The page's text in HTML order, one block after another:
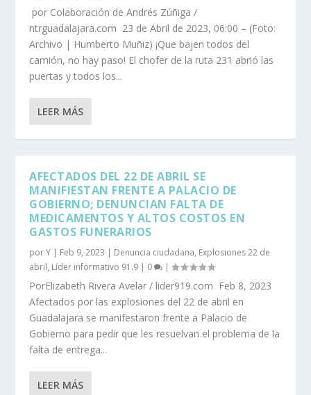
por Colaboración de Andrés Zúñiga /
ntrguadalajara.com 23 de Abril de 2023, 06:00 – (Foto:
Archivo | Humberto Muñiz) ¡Que bajen todos del
camión, no hay paso! El chofer de la ruta 231 abrió las
puertas y todos los...
LEER MÁS
AFECTADOS DEL 22 DE ABRIL SE
MANIFIESTAN FRENTE A PALACIO DE
GOBIERNO; DENUNCIAN FALTA DE
MEDICAMENTOS Y ALTOS COSTOS EN
GASTOS FUNERARIOS
porY | Feb 9, 2023 | Denuncia ciudadana, Explosiones 22 de
abril, Líder informativo 91.9 | 0 |
PorElizabeth Rivera Avelar / lider919.com Feb 8, 2023
Afectados por las explosiones del 22 de abril en
Guadalajara se manifestaron frente a Palacio de
Gobierno para pedir que les resuelvan el problema de la
falta de entrega...
LEER MÁS